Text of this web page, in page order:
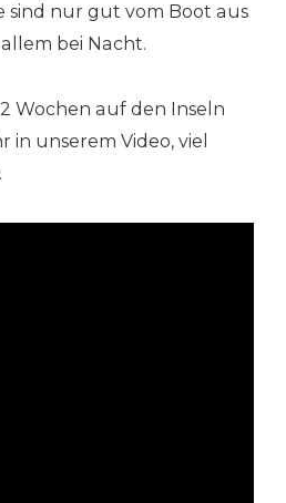
sind nur gut vom Boot aus
bei Nacht.
Wochen auf den Inseln
unserem Video, viel